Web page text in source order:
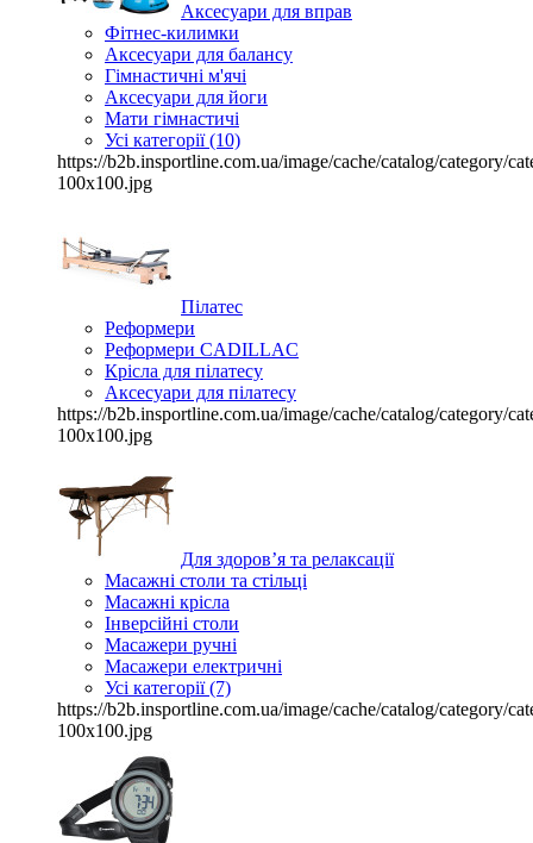
Аксесуари для вправ
Фітнес-килимки
Аксесуари для балансу
Гімнастичні м'ячі
Аксесуари для йоги
Мати гімнастичі
Усі категорії (10)
https://b2b.insportline.com.ua/image/cache/catalog/category/
100x100.jpg
Пілатес
Реформери
Реформери CADILLAC
Крісла для пілатесу
Аксесуари для пілатесу
https://b2b.insportline.com.ua/image/cache/catalog/category/
100x100.jpg
Для здоров’я та релаксації
Масажні столи та стільці
Масажні крісла
Інверсійні столи
Масажери ручні
Масажери електричні
Усі категорії (7)
https://b2b.insportline.com.ua/image/cache/catalog/category/
100x100.jpg